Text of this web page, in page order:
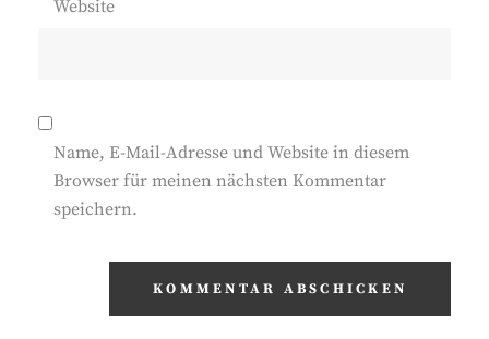
Website
Name, E-Mail-Adresse und Website in diesem
Browser für meinen nächsten Kommentar
speichern.